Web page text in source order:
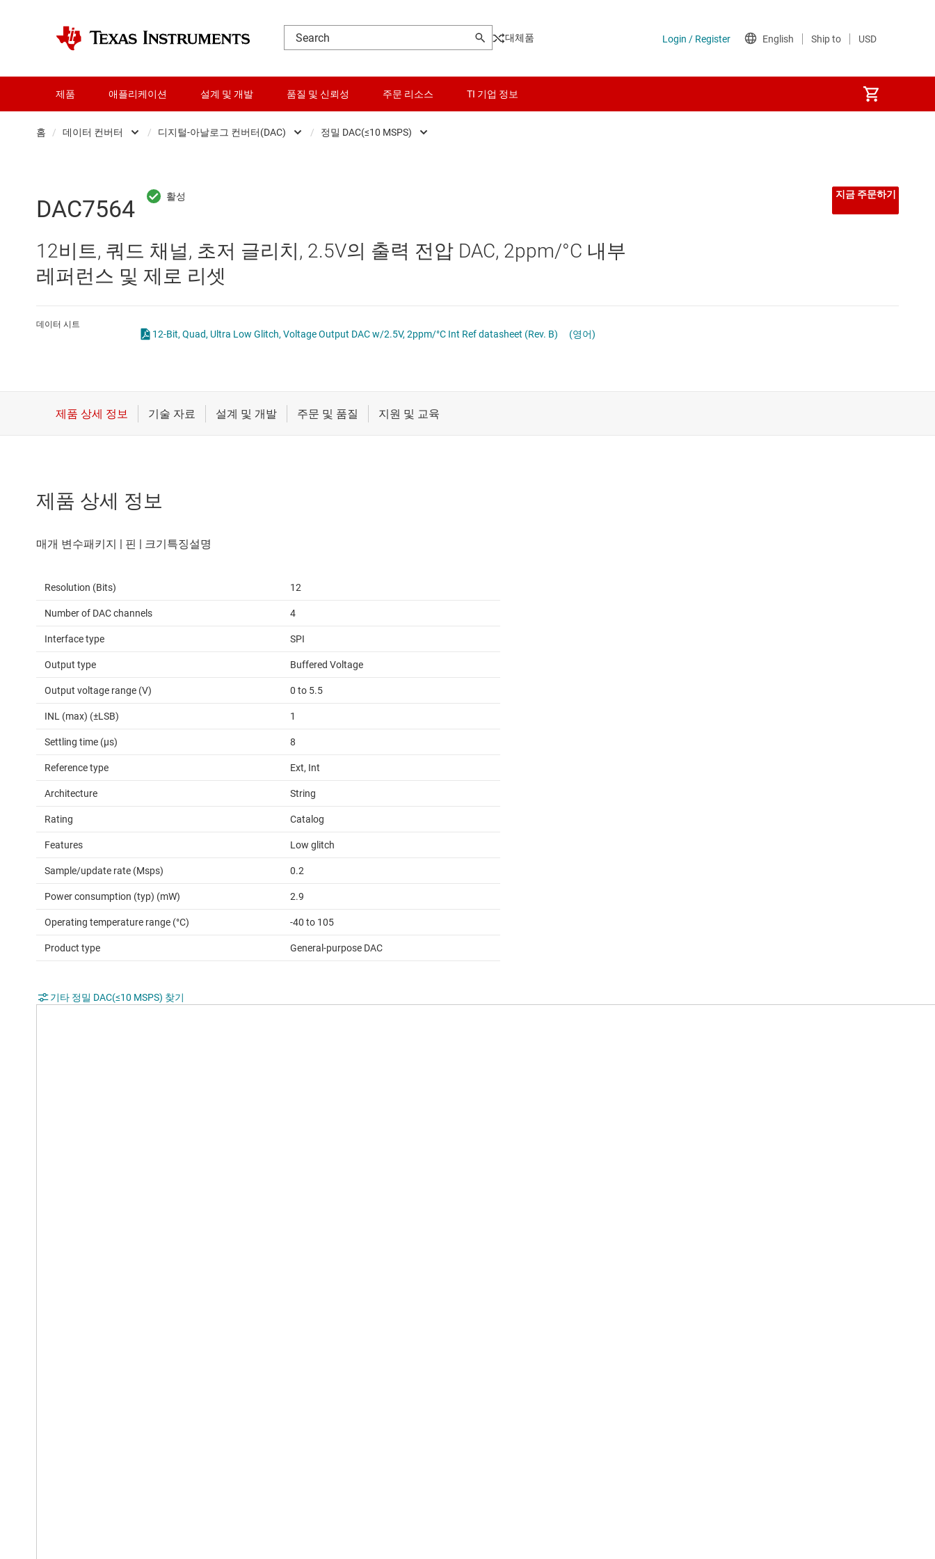
대체품
제품 애플리케이션 설계 및 개발 품질 및 신뢰성 주문 리소스 TI 기업 정보
홈 / 데이터 컨버터
RF 및 마이크로파
데이터 컨버터
로직 및 전압 변환
배터리 관리 IC
인터페이스
패시브 및 개별
/ 디지털-아날로그 컨버터(DAC)
디지털-아날로그 컨버터(DAC)
/ 정밀 DAC(≤10 MSPS)
DAC7564
12비트, 쿼드 채널, 초저 글리치, 2.5V의 출력 전압 DAC, 2ppm/°C 내부
레퍼런스 및 제로 리셋
지금 주문하기
데이터 시트
12-Bit, Quad, Ultra Low Glitch, Voltage Output DAC w/2.5V, 2ppm/°C Int Ref datasheet (Rev. B) (영어)
제품 상세 정보
Resolution (Bits) 12
Number of DAC channels 4
Interface type SPI
Output type Buffered Voltage
Output voltage range (V) 0 to 5.5
INL (max) (±LSB) 1
Settling time (µs) 8
Reference type Ext, Int
Architecture String
Rating Catalog
Features Low glitch
Sample/update rate (Msps) 0.2
Power consumption (typ) (mW) 2.9
Operating temperature range (°C) -40 to 105
Product type General-purpose DAC
기타 정밀 DAC(≤10 MSPS) 찾기